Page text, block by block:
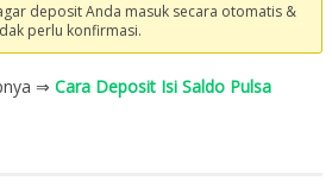
deposit Anda masuk secara otomatis &
perlu konfirmasi.
⇒ Cara Deposit Isi Saldo Pulsa